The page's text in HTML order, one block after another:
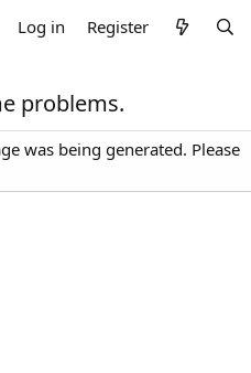
Log in Register
problems.
was being generated. Please